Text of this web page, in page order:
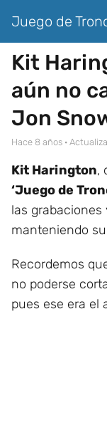
Juego de
Kit
aún no
Jon
hace 8 años ·
Kit Harington,
‘Juego de
las
manteniendo
Recordemos
no poderse
pues ese era el